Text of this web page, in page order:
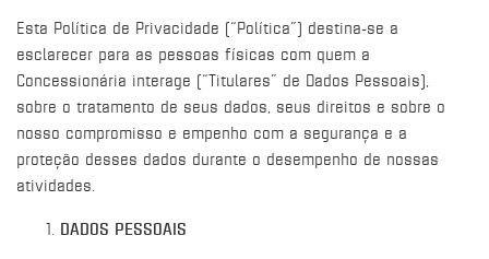
Esta Política de Privacidade (“Política”) destina-se a
esclarecer para as pessoas físicas com quem a
Concessionária interage (“Titulares” de Dados Pessoais),
sobre o tratamento de seus dados, seus direitos e sobre o
nosso compromisso e empenho com a segurança e a
proteção desses dados durante o desempenho de nossas
atividades.
DADOS PESSOAIS